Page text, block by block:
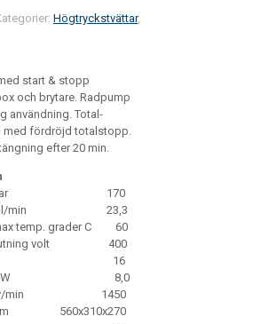
Högtryckstvättar,
start & stopp
och brytare. Radpump
användning. Total-
fördröjd totalstopp.
efter 20 min.
bar 170
l/min 23,3
temp. grader C 60
volt 400
Amp 16
kW 8,0
v/min 1450
mm 560x310x270